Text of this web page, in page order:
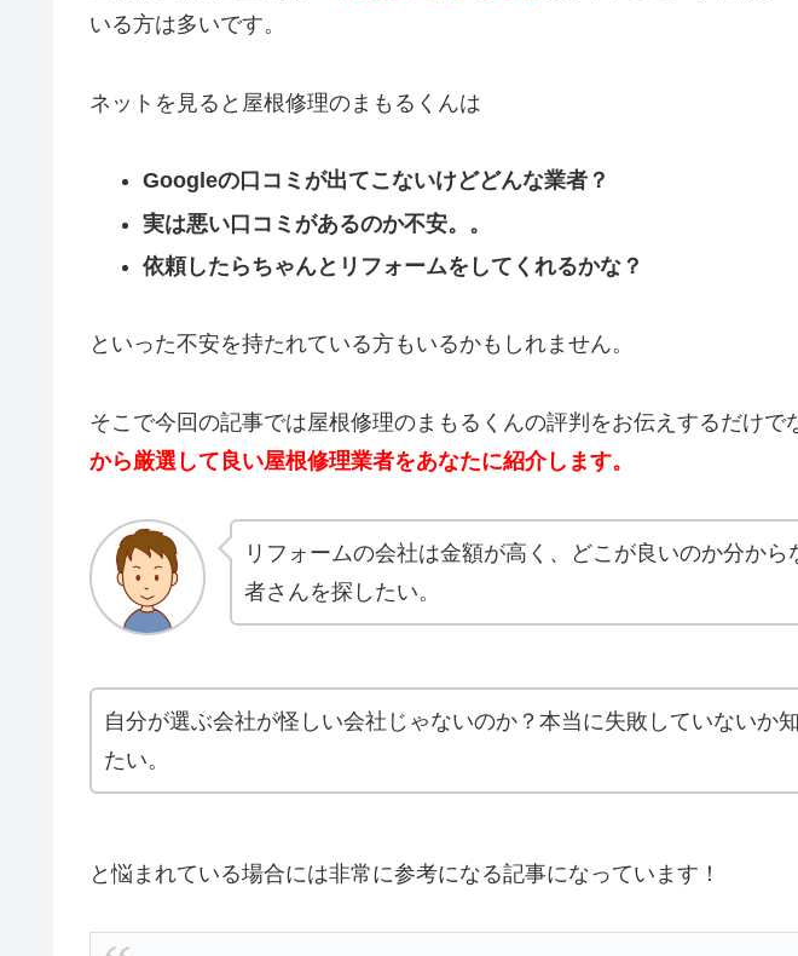
いる方は多いです。
ネットを見ると屋根修理のまもるくんは
Googleの口コミが出てこないけどどんな業者？
実は悪い口コミがあるのか不安。。
依頼したらちゃんとリフォームをしてくれるかな？
といった不安を持たれている方もいるかもしれません。
そこで今回の記事では屋根修理のまもるくんの評判をお伝えするだけで
から厳選して良い屋根修理業者をあなたに紹介します。
リフォームの会社は金額が高く、どこが良いのか分か
者さんを探したい。
自分が選ぶ会社が怪しい会社じゃないのか？本当に失敗していないか
たい。
と悩まれている場合には非常に参考になる記事になっています！